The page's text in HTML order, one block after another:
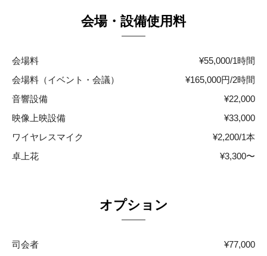
会場・設備使用料
会場料
¥55,000/1時間
会場料（イベント・会議）
¥165,000円/2時間
音響設備
¥22,000
映像上映設備
¥33,000
ワイヤレスマイク
¥2,200/1本
卓上花
¥3,300〜
オプション
司会者
¥77,000